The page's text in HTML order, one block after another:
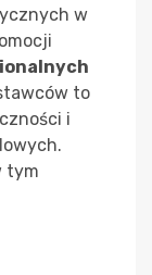
w
to
i
tym